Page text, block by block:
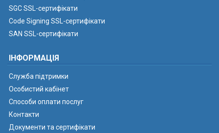
SGC SSL-сертифікати
Code Signing SSL-сертифікати
SAN SSL-сертифікати
ІНФОРМАЦІЯ
Служба підтримки
Особистий кабінет
Способи оплати послуг
Контакти
Документи та сертифікати